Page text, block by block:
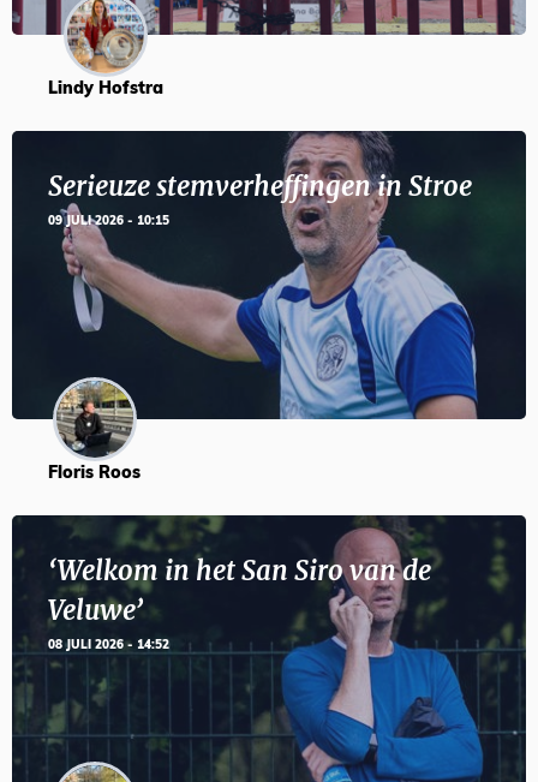
Lindy Hofstra
Serieuze stemverheffingen in Stroe
09 JULI 2026 - 10:15
Floris Roos
‘Welkom in het San Siro van de
Veluwe’
08 JULI 2026 - 14:52